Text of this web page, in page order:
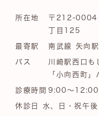
所在地
〒212-0004
丁目125
最寄駅 南武線 矢向
バス
川崎駅西口も
「小向西町
診療時間 9:00～
休診日 水、日・祝午後